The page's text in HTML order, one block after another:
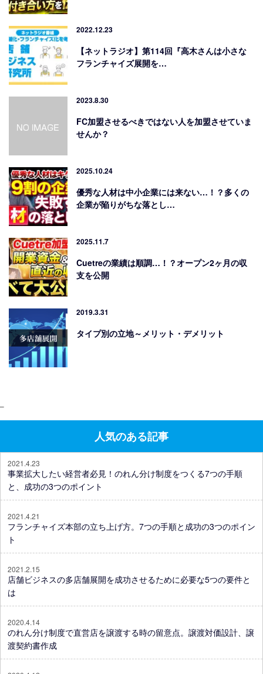
2022.12.23
【ネットラジオ】第114回『高木さんは小さな
フランチャイズ展開を…
2023.8.30
FC加盟させるべきではない人を加盟させていま
せんか？
2025.10.24
優秀な人材は中小企業には来ない…！？多くの
企業が陥りがちな落とし…
2025.11.7
Cuetreの業績は順調…！？オープン2ヶ月の収
支を公開
2019.3.31
タイプ別の立地～メリット・デメリット
–
人気のある記事
2021.4.23
事業拡大したい経営者必見！のれん分け制度をつくる7つの手順
と、成功の3つのポイント
2021.4.21
フランチャイズ本部の立ち上げ方。7つの手順と成功の3つのポイン
ト
2021.2.15
店舗ビジネスの多店舗展開を成功させるために必要な5つの要件と
は
2020.4.14
のれん分け制度で直営店を譲渡する時の留意点。譲渡対価設計、譲
渡契約書作成